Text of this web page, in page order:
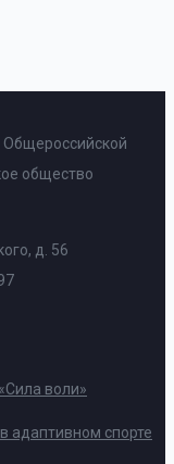
Общероссийской
общество
д. 56
воли»
адаптивном спорте